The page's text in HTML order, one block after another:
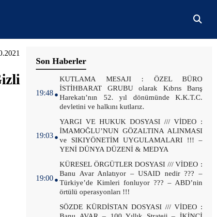
Son Haberler
19:48.KUTLAMA MESAJI : ÖZEL BÜRO
İSTİHBARAT GRUBU olarak Kıbrıs Barış
Harekatı’nın 52. yıl dönümünde K.K.T.C.
devletini ve halkını kutlarız.
19:03.YARGI VE HUKUK DOSYASI /// VİDEO :
İMAMOĞLU’NUN GÖZALTINA ALINMASI
ve SIKIYÖNETİM UYGULAMALARI !!! –
YENİ DÜNYA DÜZENİ & MEDYA
19:00.KÜRESEL ÖRGÜTLER DOSYASI /// VİDEO :
Banu Avar Anlatıyor – USAID nedir ??? –
Türkiye’de Kimleri fonluyor ??? – ABD’nin
örtülü operasyonları !!!
SÖZDE KÜRDİSTAN DOSYASI /// VİDEO :